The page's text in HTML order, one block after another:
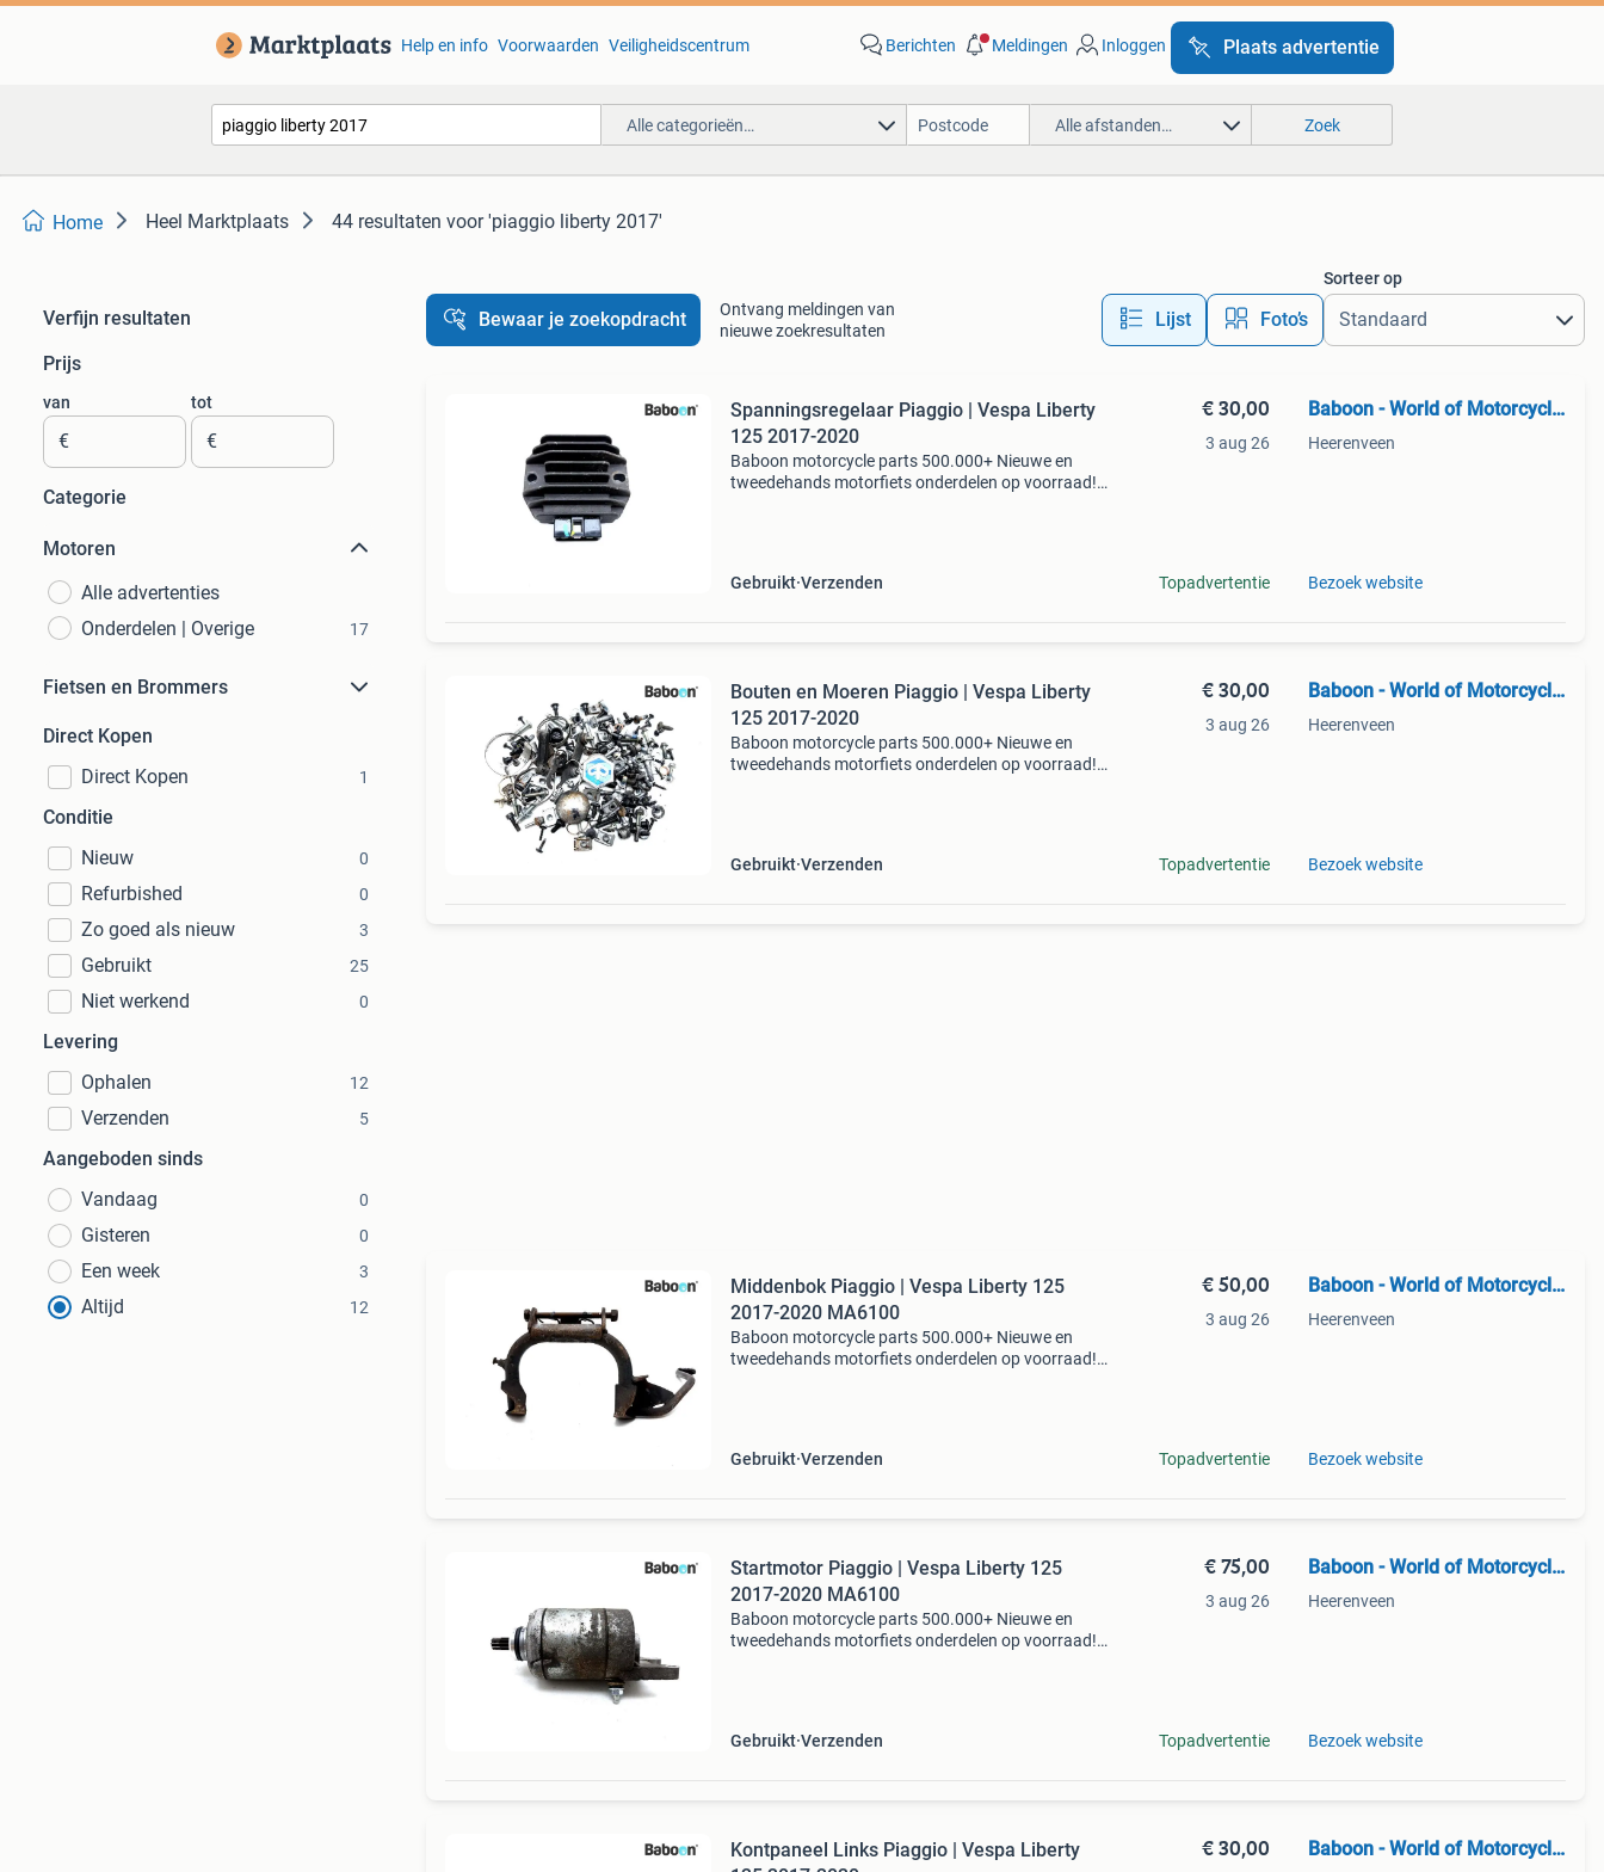
Help en info Voorwaarden Veiligheidscentrum Berichten Meldingen Inloggen Plaats advertentie
Alle categorieën… Alle afstanden… Zoek
Home Heel Marktplaats 44 resultaten voor 'piaggio liberty 2017'
Verfijn resultaten
Prijs
van
€
tot
€
Categorie
Motoren
Alle advertenties
Onderdelen | Overige
17
Fietsen en Brommers
Direct Kopen
Direct Kopen
1
Conditie
Nieuw
0
Refurbished 0
Zo goed als nieuw 3
Gebruikt 25
Niet werkend 0
Levering
Ophalen
12
Verzenden 5
Aangeboden sinds
Vandaag
0
Gisteren 0
Een week 3
Altijd 12
Bewaar je zoekopdracht
Ontvang meldingen van
nieuwe zoekresultaten
Lijst Foto’s
Sorteer op
Spanningsregelaar Piaggio | Vespa Liberty
125 2017-2020
Baboon motorcycle parts 500.000+ Nieuwe en
tweedehands motorfiets onderdelen op voorraad!
Gebruikt Verzenden
€ 30,00
3 aug 26
Topadvertentie
Baboon - World of Motorcycle Parts
Heerenveen
Bezoek website
Bouten en Moeren Piaggio | Vespa Liberty
125 2017-2020
Baboon motorcycle parts 500.000+ Nieuwe en
tweedehands motorfiets onderdelen op voorraad!
Gebruikt Verzenden
€ 30,00
3 aug 26
Topadvertentie
Baboon - World of Motorcycle Parts
Heerenveen
Bezoek website
Middenbok Piaggio | Vespa Liberty 125
2017-2020 MA6100
Baboon motorcycle parts 500.000+ Nieuwe en
tweedehands motorfiets onderdelen op voorraad!
Gebruikt Verzenden
€ 50,00
3 aug 26
Topadvertentie
Baboon - World of Motorcycle Parts
Heerenveen
Bezoek website
Startmotor Piaggio | Vespa Liberty 125
2017-2020 MA6100
Baboon motorcycle parts 500.000+ Nieuwe en
tweedehands motorfiets onderdelen op voorraad!
Gebruikt Verzenden
€ 75,00
3 aug 26
Topadvertentie
Baboon - World of Motorcycle Parts
Heerenveen
Bezoek website
Kontpaneel Links Piaggio | Vespa Liberty
€ 30,00 Baboon - World of Motorcycle Parts